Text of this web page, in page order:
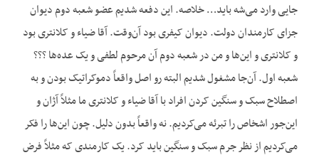
جایی وارد می‌شه باید… خلاصه. این دفعه شدیم عضو شعبه دوم دیوان
جزای کارمندان دولت. دیوان کیفری بود آن‌وقت. آقا ضیاء و کلانتری بود
و کلانتری و این‌ها و من در شعبه دوم آن مرحوم لطفی و یک عده‌ها ؟؟؟
شعبه اول. آن‌جا مشغول شدیم البته رو اصل واقعاً دموکراتیک بودن و به
اصطلاح سبک و سنگین کردن افراد با آقا ضیاء و کلانتری ما مثلاً آژان و
این‌جور اشخاص را تبرئه می‌کردیم. نه واقعاً بدون دلیل. چون این‌ها را فکر
می‌کردیم از نظر جرم سبک و سنگین باید کرد. یک کارمندی که مثلاً فرض